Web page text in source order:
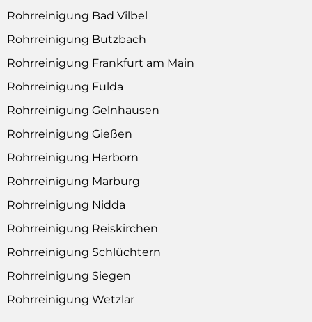
Rohrreinigung Bad Vilbel
Rohrreinigung Butzbach
Rohrreinigung Frankfurt am Main
Rohrreinigung Fulda
Rohrreinigung Gelnhausen
Rohrreinigung Gießen
Rohrreinigung Herborn
Rohrreinigung Marburg
Rohrreinigung Nidda
Rohrreinigung Reiskirchen
Rohrreinigung Schlüchtern
Rohrreinigung Siegen
Rohrreinigung Wetzlar